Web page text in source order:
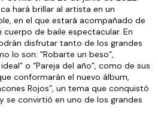
hará brillar al artista en un
en el que estará acompañado de
de baile espectacular. En
disfrutar tanto de los grandes
lo son: “Robarte un beso”,
ideal” o “Pareja del año”, como de sus
conformarán el nuevo álbum,
Rojos”, un tema que conquistó
se convirtió en uno de los grandes